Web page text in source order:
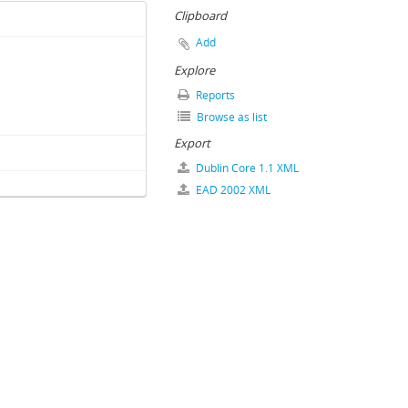
Clipboard
Add
Explore
Reports
Browse as list
Export
Dublin Core 1.1 XML
EAD 2002 XML